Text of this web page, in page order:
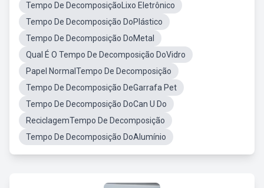
Tempo De DecomposiçãoLixo Eletrônico
Tempo De Decomposição DoPlástico
Tempo De Decomposição DoMetal
Qual É O Tempo De Decomposição DoVidro
Papel NormalTempo De Decomposição
Tempo De Decomposição DeGarrafa Pet
Tempo De Decomposição DoCan U Do
ReciclagemTempo De Decomposição
Tempo De Decomposição DoAlumínio